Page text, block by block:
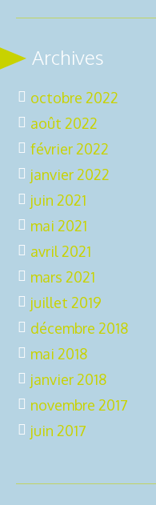
Archives
octobre 2022
août 2022
février 2022
janvier 2022
juin 2021
mai 2021
avril 2021
mars 2021
juillet 2019
décembre 2018
mai 2018
janvier 2018
novembre 2017
juin 2017